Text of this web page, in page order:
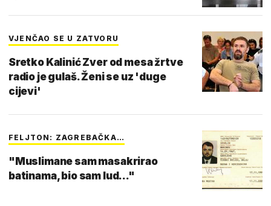
VJENČAO SE U ZATVORU
Sretko Kalinić Zver od mesa žrtve
radio je gulaš. Ženi se uz 'duge
cijevi'
FELJTON: ZAGREBAČKA…
"Muslimane sam masakrirao
batinama, bio sam lud..."